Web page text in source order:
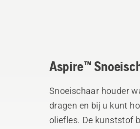
Aspire™
Snoeischaar houder
dragen en bij u kunt
oliefles. De kunststof